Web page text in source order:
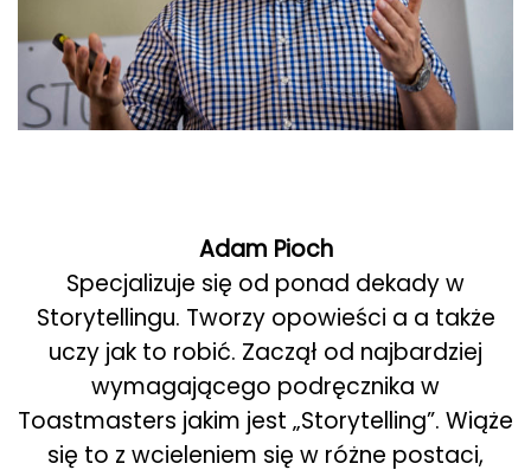
Adam Pioch
Specjalizuje się od ponad dekady w
Storytellingu. Tworzy opowieści a a także
uczy jak to robić. Zaczął od najbardziej
wymagającego podręcznika w
Toastmasters jakim jest „Storytelling”. Wiąże
się to z wcieleniem się w różne postaci,